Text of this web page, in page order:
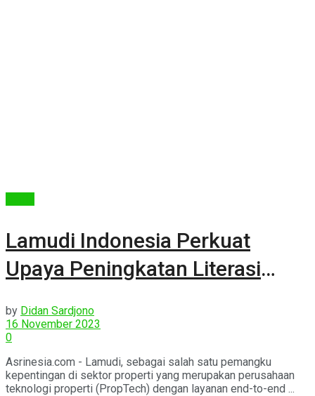
Lamudi Indonesia Perkuat
Upaya Peningkatan Literasi
by Didan Sardjono
16 November 2023
0
Asrinesia.com - Lamudi, sebagai salah satu pemangku
kepentingan di sektor properti yang merupakan perusahaan
teknologi properti (PropTech) dengan layanan end-to-end ...